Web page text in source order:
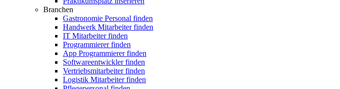
Branchen
Gastronomie Personal finden
Handwerk Mitarbeiter finden
IT Mitarbeiter finden
Programmierer finden
App Programmierer finden
Softwareentwickler finden
Vertriebsmitarbeiter finden
Logistik Mitarbeiter finden